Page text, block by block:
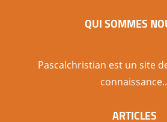
Ermenonville… de ces villes du
parisiens aisés. Articles
Louis Vuitton Musée du Quai
Tata de Chasselay, lien de sang
QUI SOMMES
Pascalchristian est un site
ARTICLES